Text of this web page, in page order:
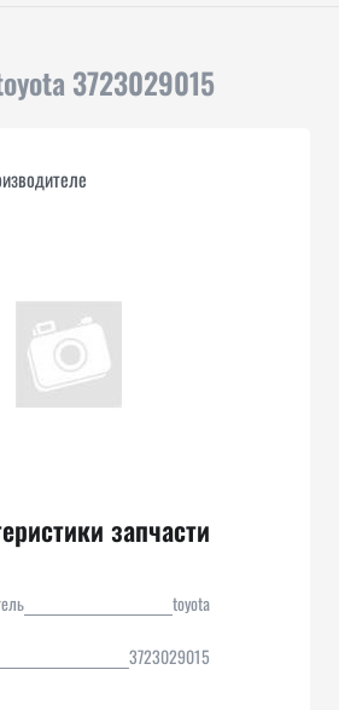
3723029015
запчасти
toyota
3723029015